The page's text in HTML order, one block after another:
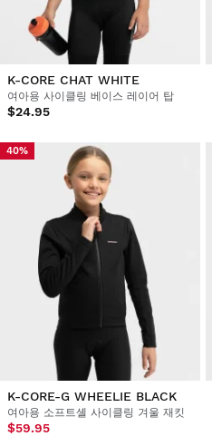
K-CORE CHAT WHITE
여아용 사이클링 베이스 레이어 탑
$24.95
40%
K-CORE-G WHEELIE BLACK
여아용 소프트셸 사이클링 겨울 재킷
$59.95